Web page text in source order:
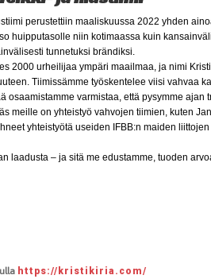
perustettiin maaliskuussa 2022 yhden
huipputasolle niin kotimaassa kuin
tunnetuksi brändiksi.
2000 urheilijaa ympäri maailmaa, ja nimi
Tiimissämme työskentelee viisi vahvaa
osaamistamme varmistaa, että pysymme ajan
meille on yhteistyö vahvojen tiimien, kuten
yhteistyötä useiden IFBB:n maiden
laadusta – ja sitä me edustamme, tuoden
https://kristikiria.com/